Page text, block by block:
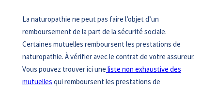
La naturopathie ne peut pas faire l’objet d’un
remboursement de la part de la sécurité sociale.
Certaines mutuelles remboursent les prestations de
naturopathie. À vérifier avec le contrat de votre assureur.
Vous pouvez trouver ici une liste non exhaustive des
mutuelles qui remboursent les prestations de